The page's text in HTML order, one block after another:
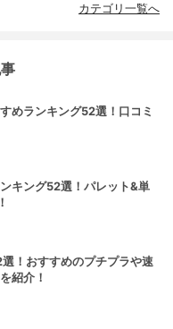
カテゴリ一覧へ
めランキング52選！口コミ
キング52選！パレット&単
！おすすめのプチプラや速
紹介！